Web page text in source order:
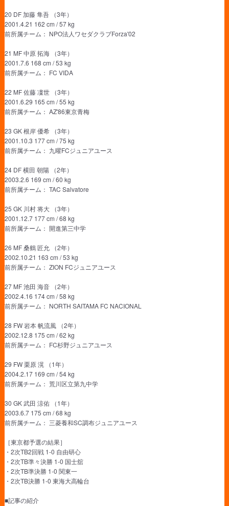
20 DF 加藤 隼吾 （3年）
2001.4.21 162 cm / 57 kg
前所属チーム： NPO法人ワセダクラブForza'02
21 MF 中原 拓海 （3年）
2001.7.6 168 cm / 53 kg
前所属チーム： FC VIDA
22 MF 佐藤 凜世 （3年）
2001.6.29 165 cm / 55 kg
前所属チーム： AZ'86東京青梅
23 GK 根岸 優希 （3年）
2001.10.3 177 cm / 75 kg
前所属チーム： 九曜FCジュニアユース
24 DF 横田 朝陽 （2年）
2003.2.6 169 cm / 60 kg
前所属チーム： TAC Salvatore
25 GK 川村 将大 （3年）
2001.12.7 177 cm / 68 kg
前所属チーム： 開進第三中学
26 MF 桑鶴 匠允 （2年）
2002.10.21 163 cm / 53 kg
前所属チーム： ZION FCジュニアユース
27 MF 池田 海音 （2年）
2002.4.16 174 cm / 58 kg
前所属チーム： NORTH SAITAMA FC NACIONAL
28 FW 岩本 帆流風 （2年）
2002.12.8 175 cm / 62 kg
前所属チーム： FC杉野ジュニアユース
29 FW 栗原 滉 （1年）
2004.2.17 169 cm / 54 kg
前所属チーム： 荒川区立第九中学
30 GK 武田 涼佑 （1年）
2003.6.7 175 cm / 68 kg
前所属チーム： 三菱養和SC調布ジュニアユース
［東京都予選の結果］
・2次TB2回戦 1-0 自由研心
・2次TB準々決勝 1-0 国士舘
・2次TB準決勝 1-0 関東一
・2次TB決勝 1-0 東海大高輪台
■記事の紹介